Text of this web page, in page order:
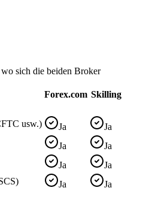
sich die beiden Broker
Forex.com Skilling
usw.)
Ja
Ja
Ja
Ja
Ja
Ja
Ja
Ja